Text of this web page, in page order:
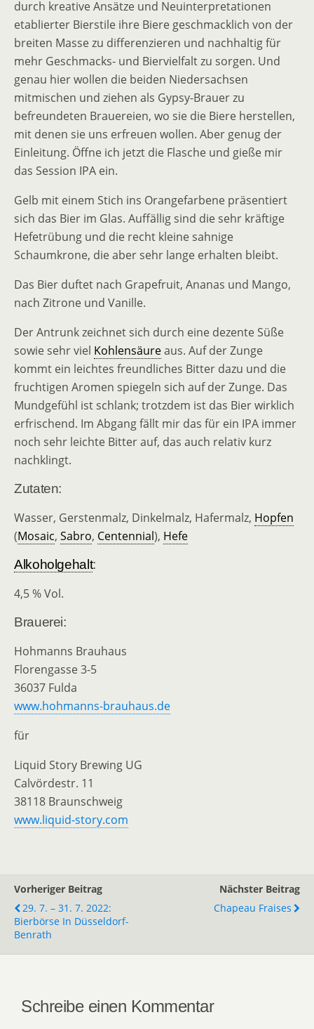
durch kreative Ansätze und Neuinterpretationen
etablierter Bierstile ihre Biere geschmacklich von der
breiten Masse zu differenzieren und nachhaltig für
mehr Geschmacks- und Biervielfalt zu sorgen. Und
genau hier wollen die beiden Niedersachsen
mitmischen und ziehen als Gypsy-Brauer zu
befreundeten Brauereien, wo sie die Biere herstellen,
mit denen sie uns erfreuen wollen. Aber genug der
Einleitung. Öffne ich jetzt die Flasche und gieße mir
das Session IPA ein.
Gelb mit einem Stich ins Orangefarbene präsentiert
sich das Bier im Glas. Auffällig sind die sehr kräftige
Hefetrübung und die recht kleine sahnige
Schaumkrone, die aber sehr lange erhalten bleibt.
Das Bier duftet nach Grapefruit, Ananas und Mango,
nach Zitrone und Vanille.
Der Antrunk zeichnet sich durch eine dezente Süße
sowie sehr viel Kohlensäureaus. Auf der Zunge
kommt ein leichtes freundliches Bitter dazu und die
fruchtigen Aromen spiegeln sich auf der Zunge. Das
Mundgefühl ist schlank; trotzdem ist das Bier wirklich
erfrischend. Im Abgang fällt mir das für ein IPA immer
noch sehr leichte Bitter auf, das auch relativ kurz
nachklingt.
Zutaten:
Wasser, Gerstenmalz, Dinkelmalz, Hafermalz, Hopfen
(Mosaic, Sabro, Centennial), Hefe
Alkoholgehalt:
4,5 % Vol.
Brauerei:
Hohmanns Brauhaus
Florengasse 3-5
36037 Fulda
www.hohmanns-brauhaus.de
für
Liquid Story Brewing UG
Calvördestr. 11
38118 Braunschweig
www.liquid-story.com
Vorheriger Beitrag
29. 7. – 31. 7. 2022:
Bierbörse In Düsseldorf-
Benrath
Nächster Beitrag
Chapeau Fraises
Schreibe einen Kommentar